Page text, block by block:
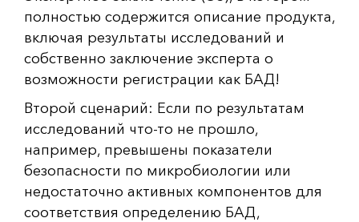
полностью содержится описание продукта,
включая результаты исследований и
собственно заключение эксперта о
возможности регистрации как БАД!
Второй сценарий: Если по результатам
исследований что-то не прошло,
например, превышены показатели
безопасности по микробиологии или
недостаточно активных компонентов для
соответствия определению БАД,